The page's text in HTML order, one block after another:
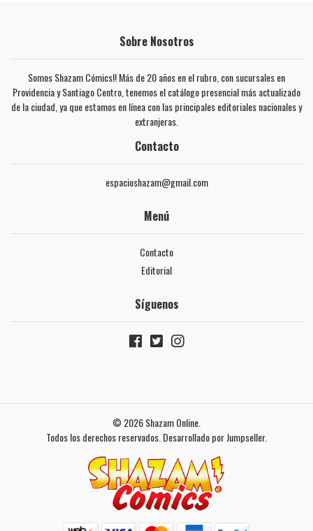
Sobre Nosotros
Somos Shazam Cómics!! Más de 20 años en el rubro, con sucursales en
Providencia y Santiago Centro, tenemos el catálogo presencial más actualizado
de la ciudad, ya que estamos en línea con las principales editoriales nacionales y
extranjeras.
Contacto
espacioshazam@gmail.com
Menú
Contacto
Editorial
Síguenos
© 2026 Shazam Online.
Todos los derechos reservados. Desarrollado por Jumpseller.